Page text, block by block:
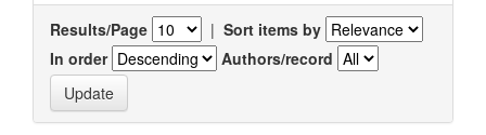
Results/Page | Sort items by
In order
Authors/record